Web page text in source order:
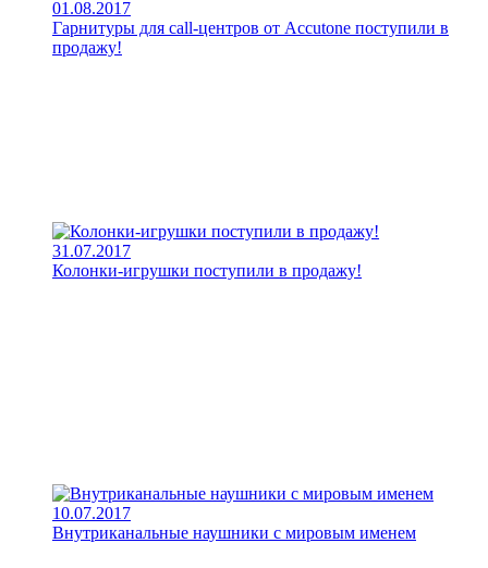
01.08.2017
Гарнитуры для call-центров от Accutone поступили в
продажу!
31.07.2017
Колонки-игрушки поступили в продажу!
10.07.2017
Внутриканальные наушники с мировым именем